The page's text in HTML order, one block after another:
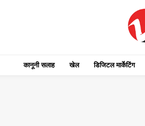
कानूनी सलाह खेल डिजिटल मार्केटिंग